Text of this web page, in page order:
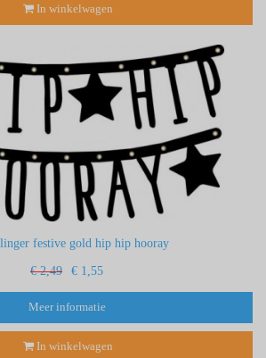
In winkelwagen
festive gold hip hip hooray
€ 2,49 € 1,55
Meer informatie
In winkelwagen